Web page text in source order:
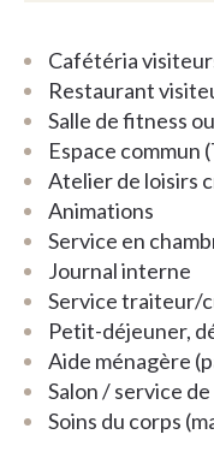
Verder heeft het
zuidwestgericht
Deze instapklare
smaakvol en
bovendien van
voorheffing.
Cafétéria
Restaurant
Salle de fitness
Espace commun
Atelier de loisirs
Animations
Service en
Journal interne
Service traiteur/
Petit-déjeuner,
Aide ménagère
Salon / service
Soins du corps